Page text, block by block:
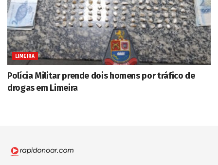
LIMEIRA
Polícia Militar prende dois homens por tráfico de
drogas em Limeira